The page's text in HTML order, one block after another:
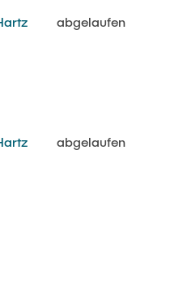
abgelaufen
abgelaufen